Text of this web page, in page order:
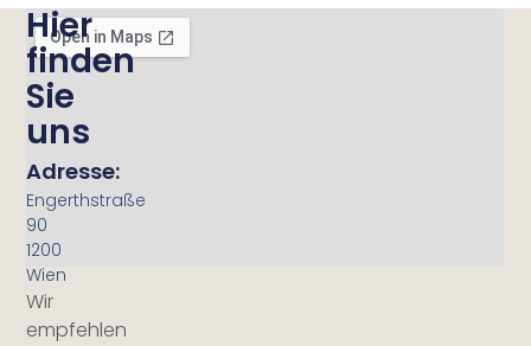
Hier
finden
Sie
uns
Adresse:
Engerthstraße
90
1200
Wien
Wir
empfehlen